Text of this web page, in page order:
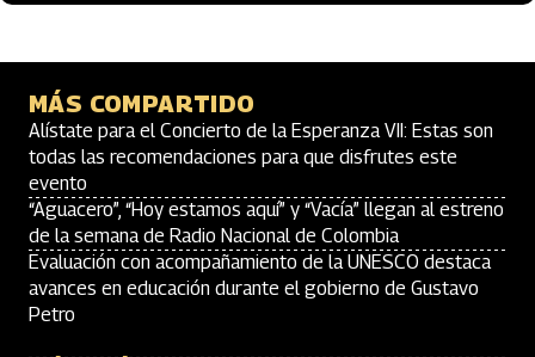
MÁS COMPARTIDO
Alístate para el Concierto de la Esperanza VII: Estas son
todas las recomendaciones para que disfrutes este
evento
“Aguacero”, “Hoy estamos aquí” y “Vacía” llegan al estreno
de la semana de Radio Nacional de Colombia
Evaluación con acompañamiento de la UNESCO destaca
avances en educación durante el gobierno de Gustavo
Petro